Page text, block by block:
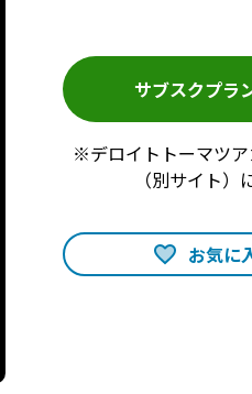
サブスクプラ
※デロイトトーマツ
（別サイト）
お気に